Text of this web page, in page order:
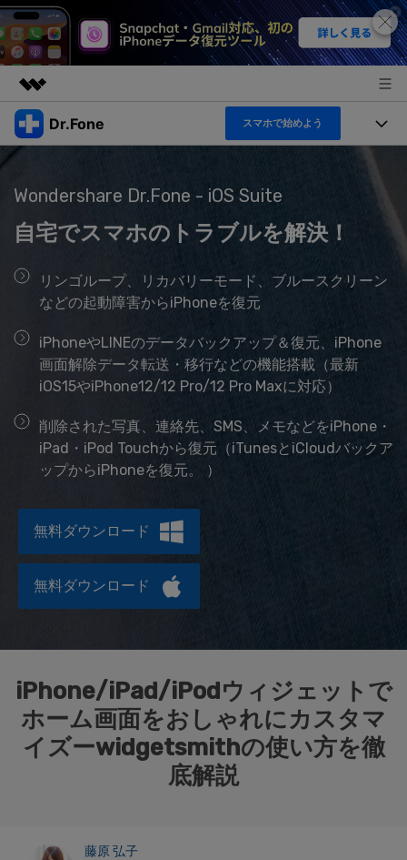
製品
ユーティリティ
概要
ソリューション
企業情報
プラン＆価格
サポート
Dr.Fone スマホで始めよう
すべてのプランを見る
製品
デスクトップ製品
アプリ製品
オンラインツール
新製品
製品活用＆サポート
製品活用
ヘルプセンター
トピック
データ転送
データ管理
スマホ問題
もっと見る
検索
Wondershare Dr.Fone - iOS Suite
自宅でスマホのトラブルを解決！
リンゴループ、リカバリーモード、ブルースクリーン
などの起動障害からiPhoneを復元
iPhoneやLINEのデータバックアップ＆復元、iPhone
画面解除データ転送・移行などの機能搭載（最新
iOS15やiPhone12/12 Pro/12 Pro Maxに対応）
削除された写真、連絡先、SMS、メモなどをiPhone・
iPad・iPod Touchから復元（iTunesとiCloudバックア
ップからiPhoneを復元。 ）
無料ダウンロード
無料ダウンロード
iPhone/iPad/iPodウィジェットで
ホーム画面をおしゃれにカスタマ
イズーwidgetsmithの使い方を徹
底解説
藤原 弘子